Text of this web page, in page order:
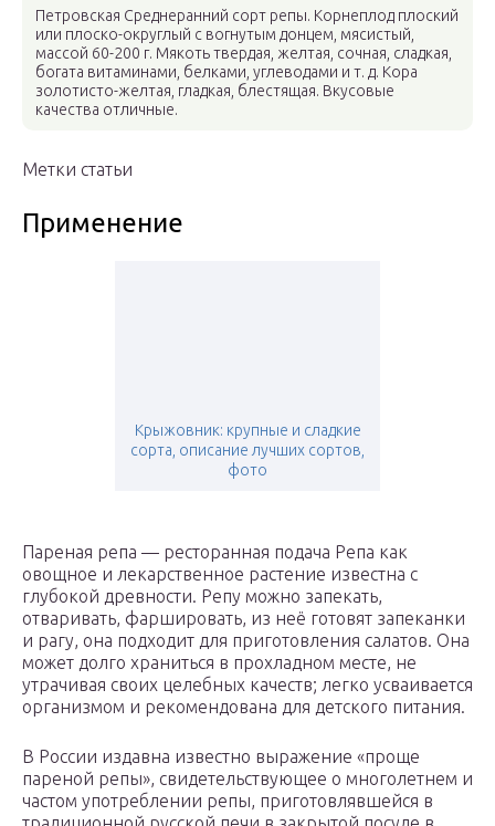
Петровская Среднеранний сорт репы. Корнеплод плоский
или плоско-округлый с вогнутым донцем, мясистый,
массой 60-200 г. Мякоть твердая, желтая, сочная, сладкая,
богата витаминами, белками, углеводами и т. д. Кора
золотисто-желтая, гладкая, блестящая. Вкусовые
качества отличные.
Метки статьи
Применение
Крыжовник: крупные и сладкие
сорта, описание лучших сортов,
фото
Пареная репа — ресторанная подача Репа как
овощное и лекарственное растение известна с
глубокой древности. Репу можно запекать,
отваривать, фаршировать, из неё готовят запеканки
и рагу, она подходит для приготовления салатов. Она
может долго храниться в прохладном месте, не
утрачивая своих целебных качеств; легко усваивается
организмом и рекомендована для детского питания.
В России издавна известно выражение «проще
пареной репы», свидетельствующее о многолетнем и
частом употреблении репы, приготовлявшейся в